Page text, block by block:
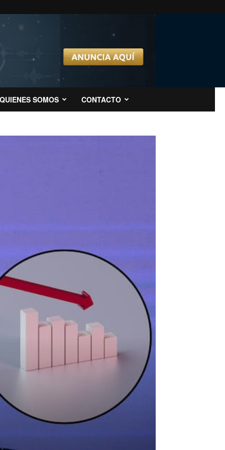
QUIENES SOMOS CONTACTO